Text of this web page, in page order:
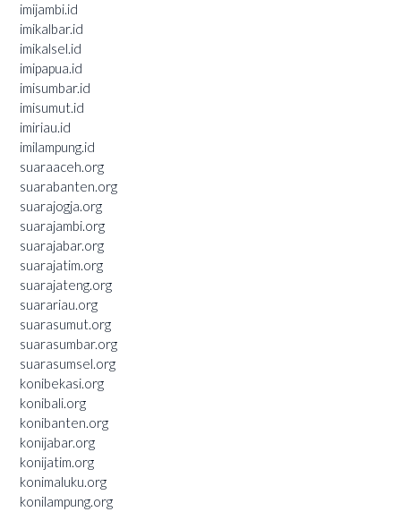
imijambi.id
imikalbar.id
imikalsel.id
imipapua.id
imisumbar.id
imisumut.id
imiriau.id
imilampung.id
suaraaceh.org
suarabanten.org
suarajogja.org
suarajambi.org
suarajabar.org
suarajatim.org
suarajateng.org
suarariau.org
suarasumut.org
suarasumbar.org
suarasumsel.org
konibekasi.org
konibali.org
konibanten.org
konijabar.org
konijatim.org
konimaluku.org
konilampung.org